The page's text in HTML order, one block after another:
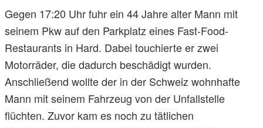
Gegen 17:20 Uhr fuhr ein 44 Jahre alter Mann mit
seinem Pkw auf den Parkplatz eines Fast-Food-
Restaurants in Hard. Dabei touchierte er zwei
Motorräder, die dadurch beschädigt wurden.
Anschließend wollte der in der Schweiz wohnhafte
Mann mit seinem Fahrzeug von der Unfallstelle
flüchten. Zuvor kam es noch zu tätlichen